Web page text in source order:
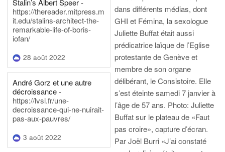
Stalin’s Albert Speer -
https://thereader.mitpress.m
it.edu/stalins-architect-the-
remarkable-life-of-boris-
iofan/
28 août 2022
André Gorz et une autre
décroissance -
https://lvsl.fr/une-
decroissance-qui-ne-nuirait-
pas-aux-pauvres/
3 août 2022
dans différents médias, dont
GHI et Fémina, la sexologue
Juliette Buffat était aussi
prédicatrice laïque de l’Eglise
protestante de Genève et
membre de son organe
délibérant, le Consistoire. Elle
s’est éteinte samedi 7 janvier à
l’âge de 57 ans. Photo: Juliette
Buffat sur le plateau de «Faut
pas croire», capture d’écran.
Par Joël Burri «J’ai constaté